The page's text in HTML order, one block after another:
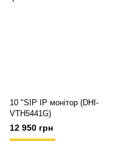
10 "SIP IP монітор (DHI-
VTH5441G)
12 950 грн